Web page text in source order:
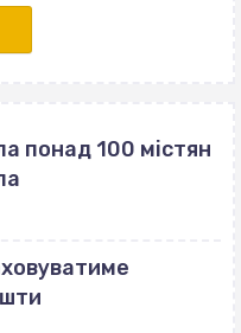
понад 100 містян